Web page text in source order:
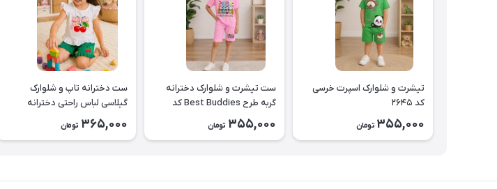
تیشرت و شلوارک اسپرت خرسی
کد ۲۶۴۵
355,000 تومان
ست تیشرت و شلوارک دخترانه
گربه طرح Best Buddies کد
355,000 تومان
ست دخترانه تاپ و شلوارک
گیلاسی لباس راحتی دخترانه
365,000 تومان